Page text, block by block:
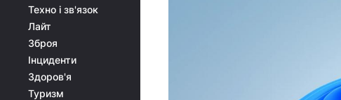
Техно і зв'язок
Лайт
Зброя
Інциденти
Здоров'я
Туризм